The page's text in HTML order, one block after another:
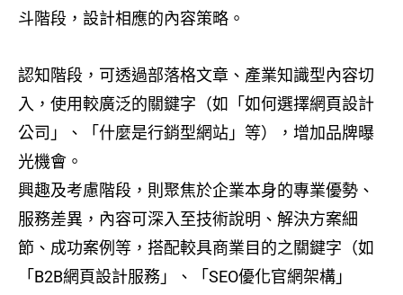
斗階段，設計相應的內容策略。
認知階段，可透過部落格文章、產業知識型內容切
入，使用較廣泛的關鍵字（如「如何選擇網頁設計
公司」、「什麼是行銷型網站」等），增加品牌曝
光機會。
興趣及考慮階段，則聚焦於企業本身的專業優勢、
服務差異，內容可深入至技術說明、解決方案細
節、成功案例等，搭配較具商業目的之關鍵字（如
「B2B網頁設計服務」、「SEO優化官網架構」